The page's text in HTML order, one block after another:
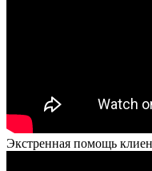
Экстренная помощь